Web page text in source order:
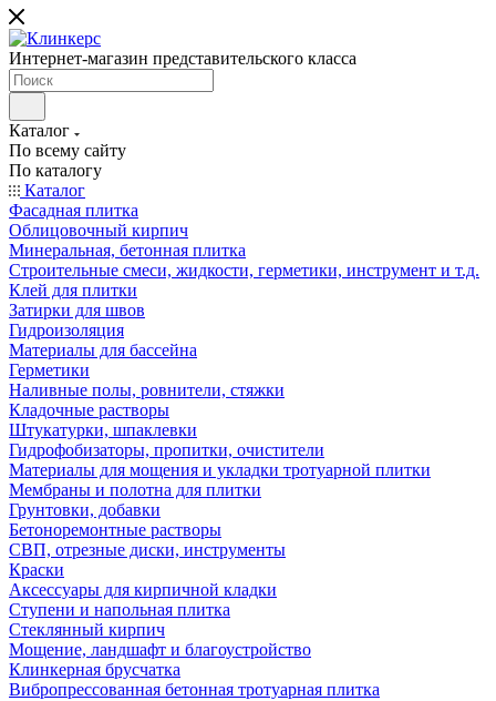
Интернет-магазин представительского класса
Каталог
По всему сайту
По каталогу
Каталог
Фасадная плитка
Облицовочный кирпич
Минеральная, бетонная плитка
Строительные смеси, жидкости, герметики, инструмент и т.д.
Клей для плитки
Затирки для швов
Гидроизоляция
Материалы для бассейна
Герметики
Наливные полы, ровнители, стяжки
Кладочные растворы
Штукатурки, шпаклевки
Гидрофобизаторы, пропитки, очистители
Материалы для мощения и укладки тротуарной плитки
Мембраны и полотна для плитки
Грунтовки, добавки
Бетоноремонтные растворы
СВП, отрезные диски, инструменты
Краски
Аксессуары для кирпичной кладки
Ступени и напольная плитка
Cтеклянный кирпич
Мощение, ландшафт и благоустройство
Клинкерная брусчатка
Вибропрессованная бетонная тротуарная плитка